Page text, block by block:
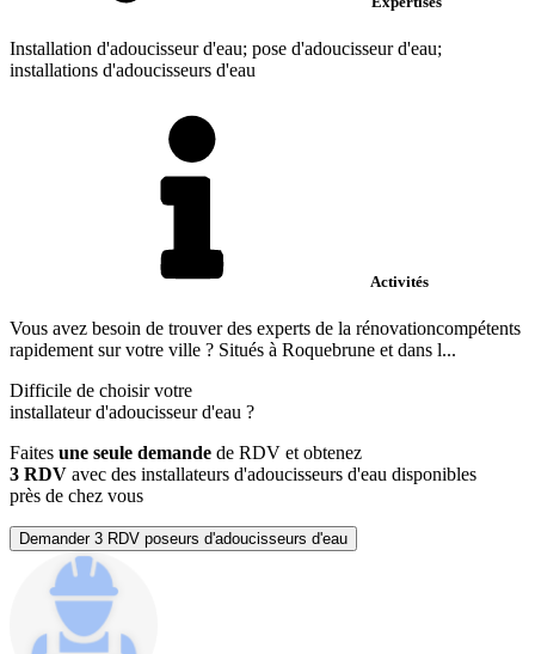
Installation d'adoucisseur d'eau; pose d'adoucisseur d'eau;
installations d'adoucisseurs d'eau
Activités
Vous avez besoin de trouver des experts de la rénovationcompétents
rapidement sur votre ville ? Situés à Roquebrune et dans l...
Difficile de choisir votre
installateur d'adoucisseur d'eau ?
Faites une seule demande de RDV et obtenez
3 RDV avec des installateurs d'adoucisseurs d'eau disponibles
près de chez vous
Demander 3 RDV poseurs d'adoucisseurs d'eau